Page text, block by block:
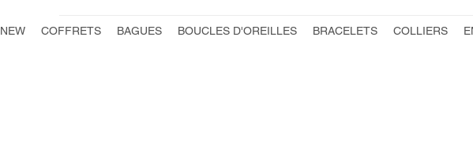
NEW COFFRETS BAGUES BOUCLES D'OREILLES BRACELETS COLLIERS